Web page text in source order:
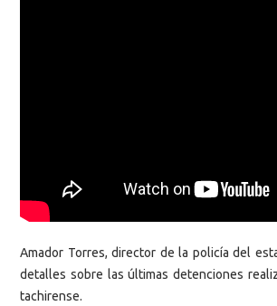
Amador Torres, director de la policía del
detalles sobre las últimas detenciones
tachirense.